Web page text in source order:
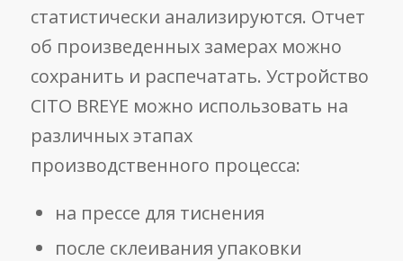
статистически анализируются. Отчет
об произведенных замерах можно
сохранить и распечатать. Устройство
CITO BREYE можно использовать на
различных этапах
производственного процесса:
на прессе для тиснения
после склеивания упаковки